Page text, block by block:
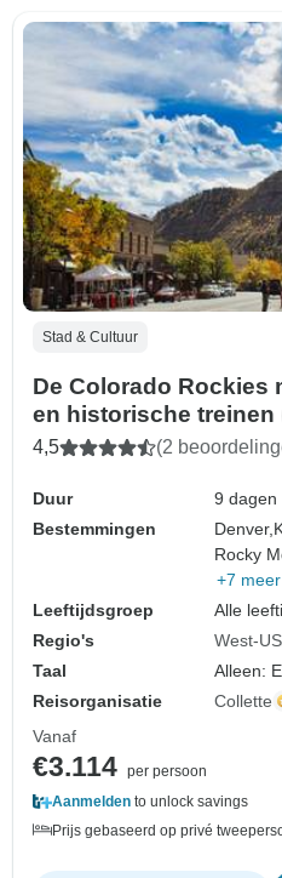
Stad & Cultuur
De Colorado Rockies
en historische treinen
Colorado Springs, CO)
4,5 (2
Duur
9 dagen
Bestemmingen
Denver,
Rocky
+7 meer
Leeftijdsgroep
Alle
Regio's
West-
Taal
Alleen:
Reisorganisatie
Collette
Vanaf
€3.114 per persoon
Aanmelden to unlock savings
Prijs gebaseerd op privé